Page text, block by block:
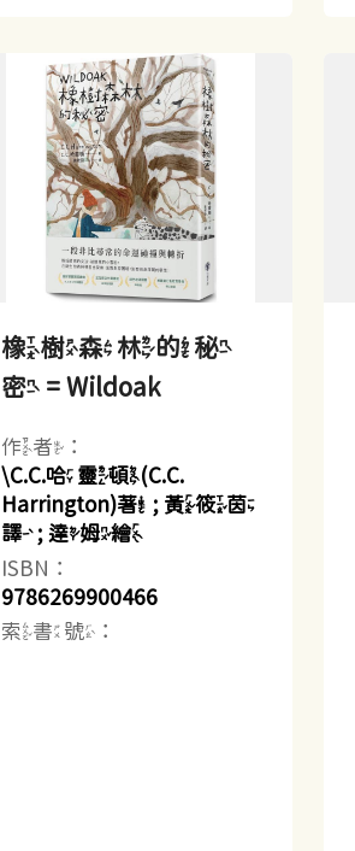
橡樹森林的秘
密 = Wildoak
作者：
\C.C.哈靈頓(C.C.
Harrington)著 ; 黃筱茵
譯 ; 達姆繪
ISBN：
9786269900466
索書號：